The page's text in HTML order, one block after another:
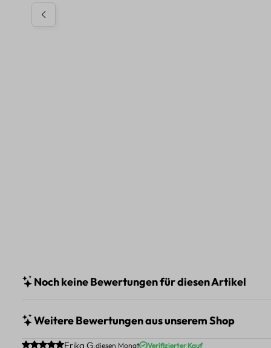
Noch keine Bewertungen für diesen Artikel
Weitere Bewertungen aus unserem Shop
Durchschnittliche Bewertung von 5 von 5 Sternen
Erika G.diesen Monat Verifizierter Kauf